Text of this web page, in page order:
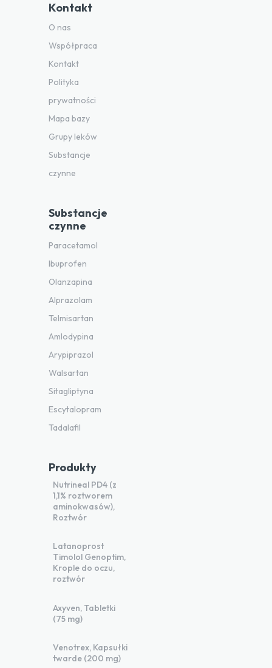
Kontakt
O nas
Współpraca
Kontakt
Polityka
prywatności
Mapa bazy
Grupy leków
Substancje
czynne
Substancje
czynne
Paracetamol
Ibuprofen
Olanzapina
Alprazolam
Telmisartan
Amlodypina
Arypiprazol
Walsartan
Sitagliptyna
Escytalopram
Tadalafil
Produkty
Nutrineal PD4 (z
1,1% roztworem
aminokwasów),
Roztwór
Latanoprost
Timolol Genoptim,
Krople do oczu,
roztwór
Axyven, Tabletki
(75 mg)
Venotrex, Kapsułki
twarde (200 mg)